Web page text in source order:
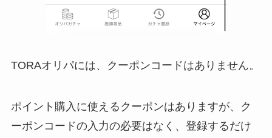
TORAオリパには、クーポンコードはありません。
ポイント購入に使えるクーポンはありますが、ク
ーポンコードの入力の必要はなく、登録するだけ